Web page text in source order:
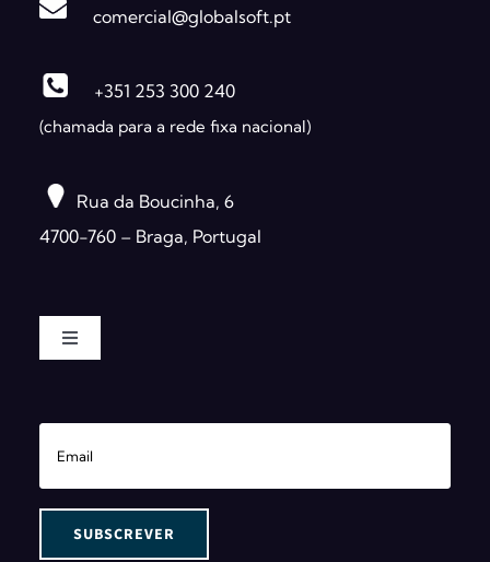
comercial@globalsoft.pt
+351 253 300 240
(chamada para a rede fixa nacional)
Rua da Boucinha, 6
4700-760 – Braga, Portugal
Toggle
Software
Administração Pública
Consultoria